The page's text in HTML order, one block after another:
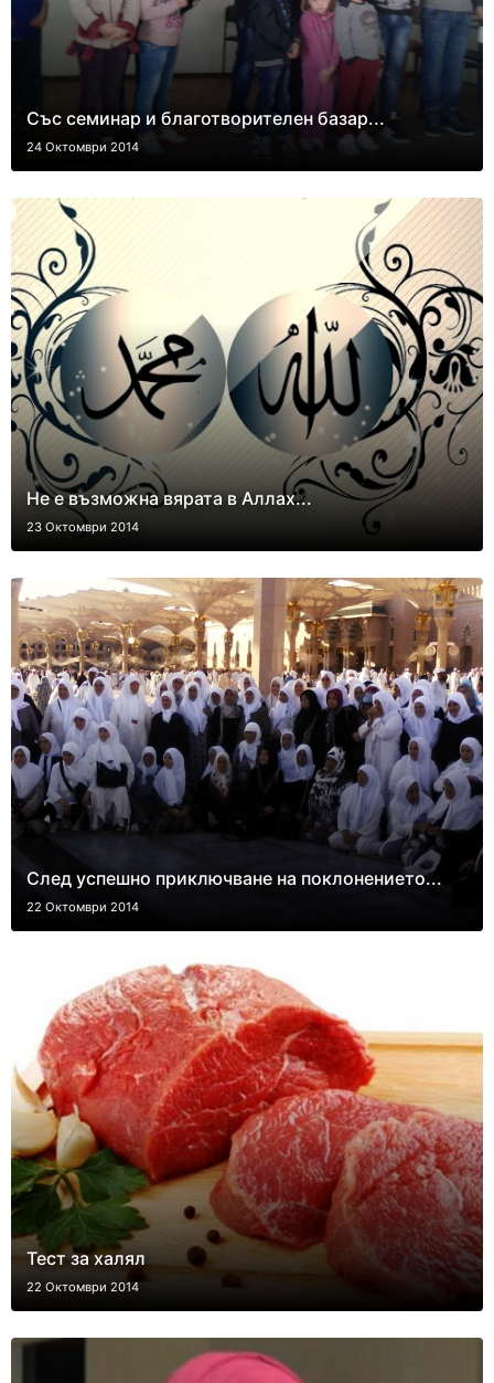
Със семинар и благотворителен базар...
24 Октомври 2014
Не е възможна вярата в Аллах...
23 Октомври 2014
След успешно приключване на поклонението...
22 Октомври 2014
Тест за халял
22 Октомври 2014